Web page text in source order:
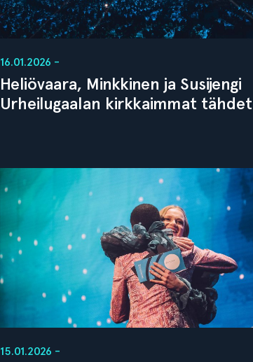
16.01.2026 -
Heliövaara, Minkkinen ja Susijengi
Urheilugaalan kirkkaimmat tähdet
15.01.2026 -